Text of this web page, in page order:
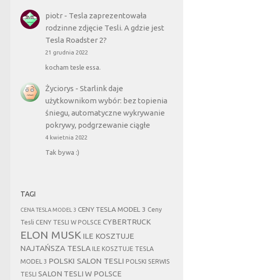
piotr- Tesla zaprezentowała
rodzinne zdjęcie Tesli. A gdzie jest
Tesla Roadster 2?
21 grudnia 2022
kocham tesle essa.
Życiorys - Starlink daje
użytkownikom wybór: bez topienia
śniegu, automatyczne wykrywanie
pokrywy, podgrzewanie ciągłe
4 kwietnia 2022
Tak bywa :)
TAGI
CENA TESLA MODEL 3 CENY TESLA MODEL 3 Ceny
Tesli CENY TESLI W POLSCE CYBERTRUCK
ELON MUSK ILE KOSZTUJE
NAJTAŃSZA TESLA
ILE KOSZTUJE TESLA
MODEL 3 POLSKI SALON TESLI POLSKI SERWIS
TESLI
SALON TESLI W POLSCE